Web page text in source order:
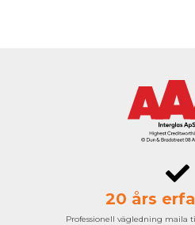
20 års
Professionell vägledning maila